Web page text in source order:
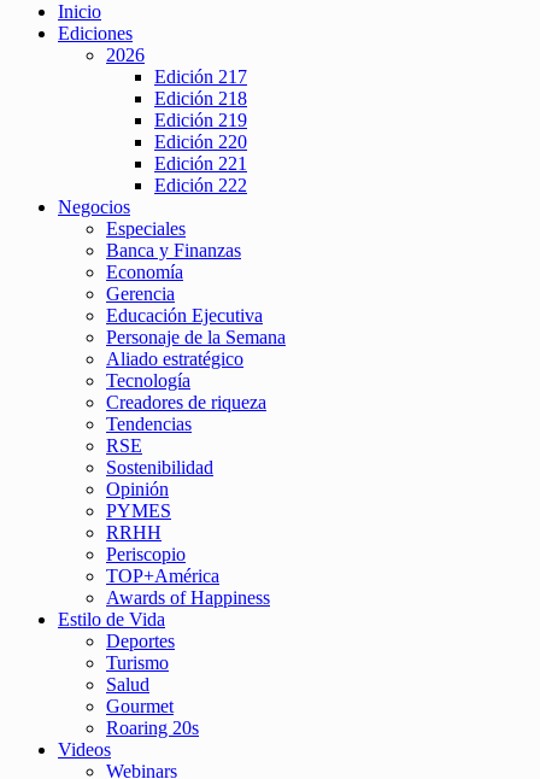
Inicio
Ediciones
2026
Edición 217
Edición 218
Edición 219
Edición 220
Edición 221
Edición 222
Negocios
Especiales
Banca y Finanzas
Economía
Gerencia
Educación Ejecutiva
Personaje de la Semana
Aliado estratégico
Tecnología
Creadores de riqueza
Tendencias
RSE
Sostenibilidad
Opinión
PYMES
RRHH
Periscopio
TOP+América
Awards of Happiness
Estilo de Vida
Deportes
Turismo
Salud
Gourmet
Roaring 20s
Videos
Webinars